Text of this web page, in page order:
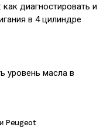
диагностировать и
в 4 цилиндре
уровень масла в
Peugeot